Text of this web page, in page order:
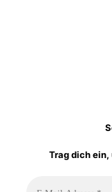
Trag dich